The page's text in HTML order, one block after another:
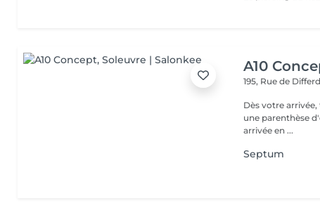
A10
195, Rue de
Dès votre
une parenthèse d'exception : -
arrivée en ...
Septum